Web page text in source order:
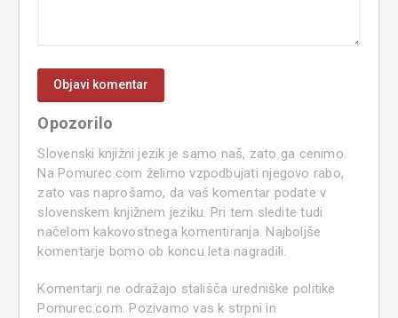
Opozorilo
Slovenski knjižni jezik je samo naš, zato ga cenimo.
Na Pomurec.com želimo vzpodbujati njegovo rabo,
zato vas naprošamo, da vaš komentar podate v
slovenskem knjižnem jeziku. Pri tem sledite tudi
načelom kakovostnega komentiranja. Najboljše
komentarje bomo ob koncu leta nagradili.
Komentarji ne odražajo stališča uredniške politike
Pomurec.com. Pozivamo vas k strpni in